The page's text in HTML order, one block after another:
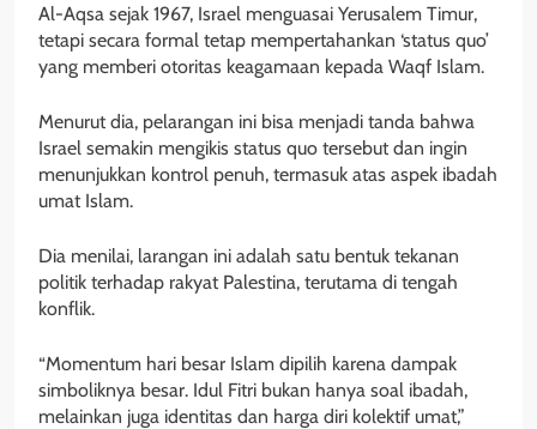
Al-Aqsa sejak 1967, Israel menguasai Yerusalem Timur,
tetapi secara formal tetap mempertahankan ‘status quo’
yang memberi otoritas keagamaan kepada Waqf Islam.
Menurut dia, pelarangan ini bisa menjadi tanda bahwa
Israel semakin mengikis status quo tersebut dan ingin
menunjukkan kontrol penuh, termasuk atas aspek ibadah
umat Islam.
Dia menilai, larangan ini adalah satu bentuk tekanan
politik terhadap rakyat Palestina, terutama di tengah
konflik.
“Momentum hari besar Islam dipilih karena dampak
simboliknya besar. Idul Fitri bukan hanya soal ibadah,
melainkan juga identitas dan harga diri kolektif umat,”